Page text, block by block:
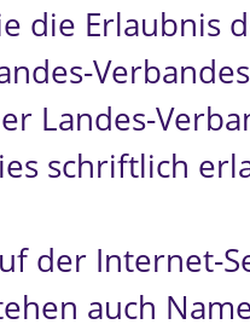
die Erlaubnis
Landes-
schriftlich
der Internet-
auch